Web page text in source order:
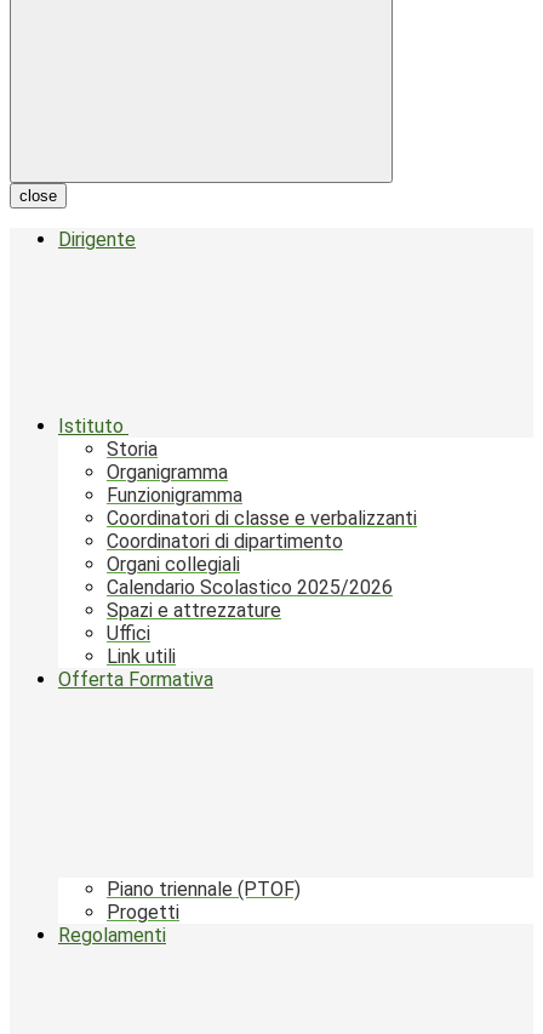
close
Dirigente
Istituto
Storia
Organigramma
Funzionigramma
Coordinatori di classe e verbalizzanti
Coordinatori di dipartimento
Organi collegiali
Calendario Scolastico 2025/2026
Spazi e attrezzature
Uffici
Link utili
Offerta Formativa
Piano triennale (PTOF)
Progetti
Regolamenti